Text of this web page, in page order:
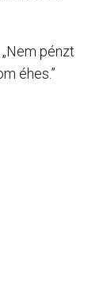
pénzt
éhes.”